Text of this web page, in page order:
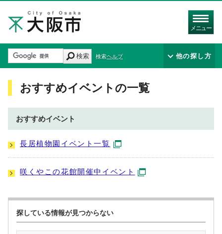
メニュー
検索 検索ヘルプ 他の探し方
おすすめイベントの一覧
おすすめイベント
長居植物園イベント一覧
咲くやこの花館開催中イベント
探している情報が見つからない